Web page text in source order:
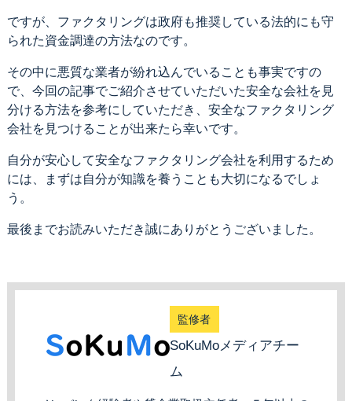
ですが、ファクタリングは政府も推奨している法的にも守
られた資金調達の方法なのです。
その中に悪質な業者が紛れ込んでいることも事実ですの
で、今回の記事でご紹介させていただいた安全な会社を見
分ける方法を参考にしていただき、安全なファクタリング
会社を見つけることが出来たら幸いです。
自分が安心して安全なファクタリング会社を利用するため
には、まずは自分が知識を養うことも大切になるでしょ
う。
最後までお読みいただき誠にありがとうございました。
監修者
SoKuMoメディアチー
ム